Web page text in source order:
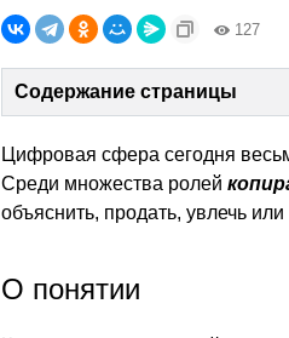
127
Содержание страницы
Цифровая сфера сегодня
Среди множества ролей
объяснить, продать, увлечь
О понятии